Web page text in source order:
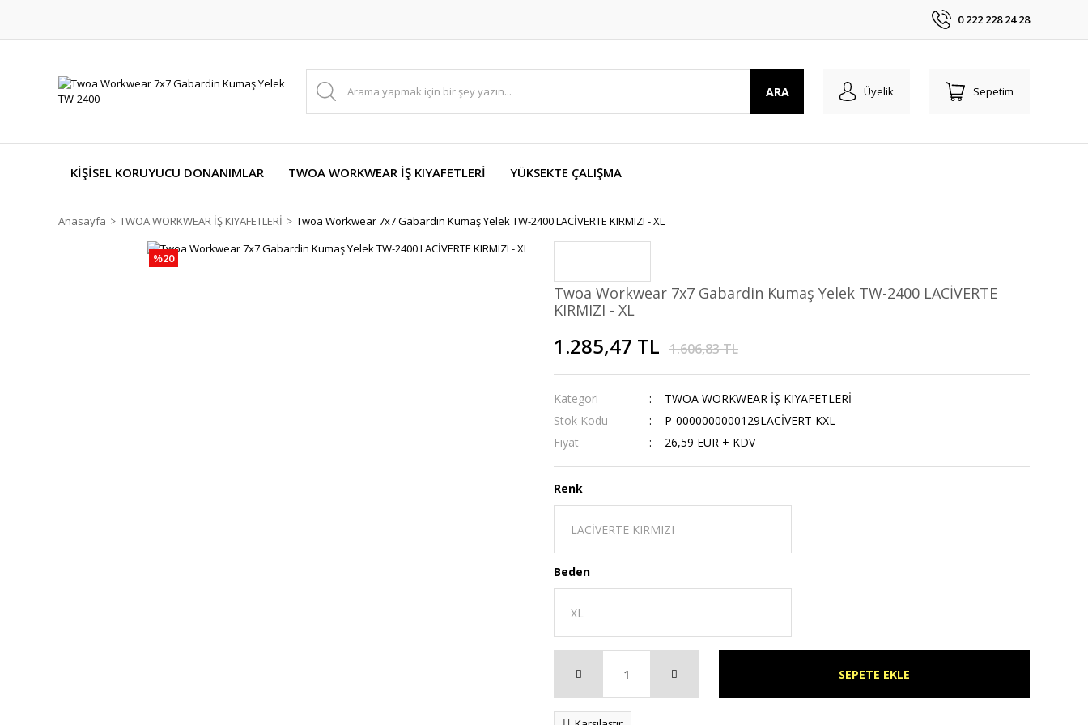
0 222 228 24 28
ARA Üyelik Sepetim
KİŞİSEL KORUYUCU DONANIMLAR TWOA WORKWEAR İŞ KIYAFETLERİ YÜKSEKTE ÇALIŞMA
Anasayfa TWOA WORKWEAR İŞ KIYAFETLERİ Twoa Workwear 7x7 Gabardin Kumaş Yelek TW-2400 LACİVERTE KIRMIZI - XL
%20
Twoa Workwear 7x7 Gabardin Kumaş Yelek TW-2400 LACİVERTE
KIRMIZI - XL
1.285,47 TL 1.606,83 TL
Kategori
TWOA WORKWEAR İŞ KIYAFETLERİ
Stok Kodu
P-0000000000129LACİVERT KXL
Fiyat
26,59 EUR + KDV
Renk
Beden
SEPETE EKLE